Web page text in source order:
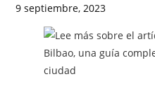
9 septiembre, 2023